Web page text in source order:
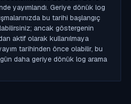
yayımlandı. Geriye dönük log
bu tarihi başlangıç
ancak göstergenin
aktif olarak kullanılmaya
tarihinden önce olabilir, bu
daha geriye dönük log arama